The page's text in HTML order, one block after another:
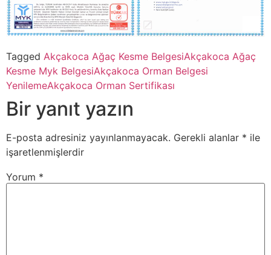
Tagged Akçakoca Ağaç Kesme BelgesiAkçakoca Ağaç
Kesme Myk BelgesiAkçakoca Orman Belgesi
YenilemeAkçakoca Orman Sertifikası
Bir yanıt yazın
E-posta adresiniz yayınlanmayacak. Gerekli alanlar * ile
işaretlenmişlerdir
Yorum *